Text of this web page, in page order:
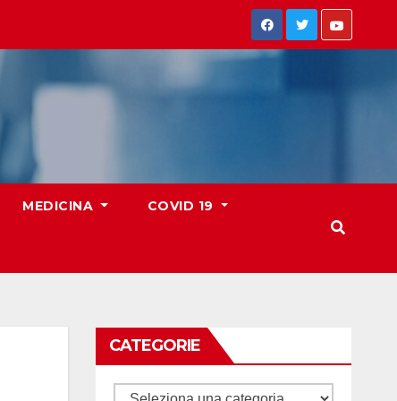
MEDICINA COVID 19
CATEGORIE
Categorie